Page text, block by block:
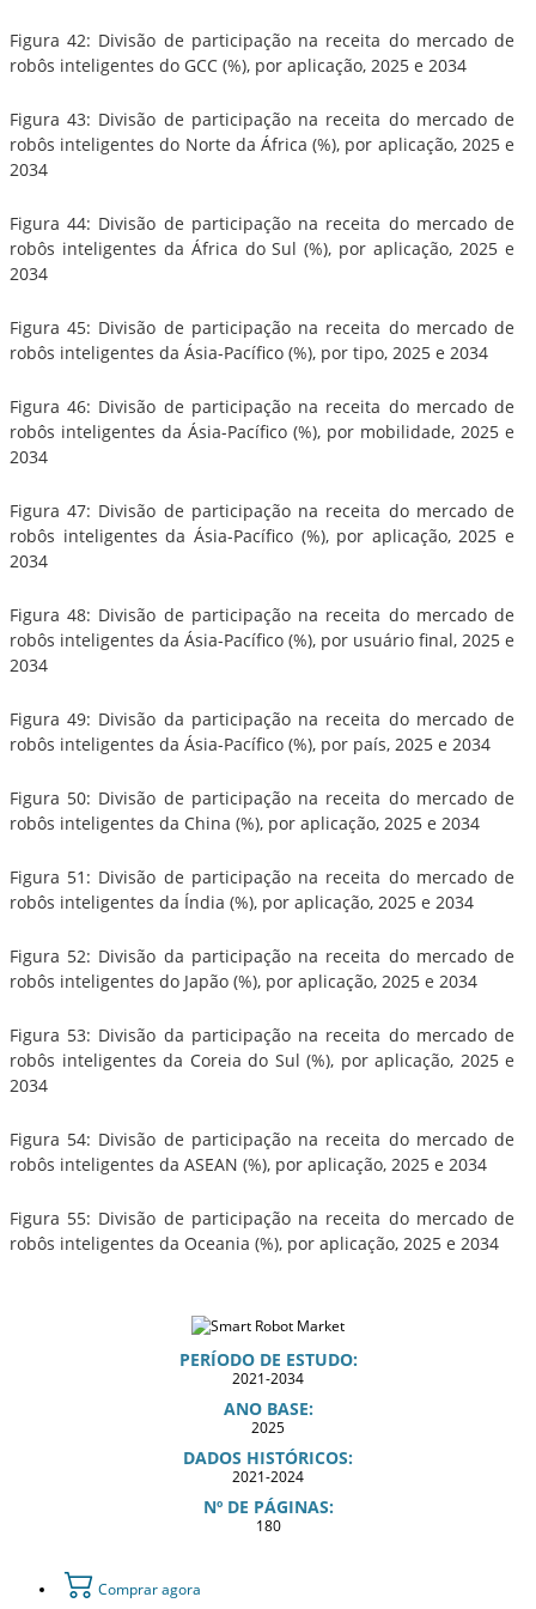
Figura 42: Divisão de participação na receita do mercado de
robôs inteligentes do GCC (%), por aplicação, 2025 e 2034
Figura 43: Divisão de participação na receita do mercado de
robôs inteligentes do Norte da África (%), por aplicação, 2025 e
2034
Figura 44: Divisão de participação na receita do mercado de
robôs inteligentes da África do Sul (%), por aplicação, 2025 e
2034
Figura 45: Divisão de participação na receita do mercado de
robôs inteligentes da Ásia-Pacífico (%), por tipo, 2025 e 2034
Figura 46: Divisão de participação na receita do mercado de
robôs inteligentes da Ásia-Pacífico (%), por mobilidade, 2025 e
2034
Figura 47: Divisão de participação na receita do mercado de
robôs inteligentes da Ásia-Pacífico (%), por aplicação, 2025 e
2034
Figura 48: Divisão de participação na receita do mercado de
robôs inteligentes da Ásia-Pacífico (%), por usuário final, 2025 e
2034
Figura 49: Divisão da participação na receita do mercado de
robôs inteligentes da Ásia-Pacífico (%), por país, 2025 e 2034
Figura 50: Divisão de participação na receita do mercado de
robôs inteligentes da China (%), por aplicação, 2025 e 2034
Figura 51: Divisão de participação na receita do mercado de
robôs inteligentes da Índia (%), por aplicação, 2025 e 2034
Figura 52: Divisão da participação na receita do mercado de
robôs inteligentes do Japão (%), por aplicação, 2025 e 2034
Figura 53: Divisão da participação na receita do mercado de
robôs inteligentes da Coreia do Sul (%), por aplicação, 2025 e
2034
Figura 54: Divisão de participação na receita do mercado de
robôs inteligentes da ASEAN (%), por aplicação, 2025 e 2034
Figura 55: Divisão de participação na receita do mercado de
robôs inteligentes da Oceania (%), por aplicação, 2025 e 2034
PERÍODO DE ESTUDO:
2021-2034
ANO BASE:
2025
DADOS HISTÓRICOS:
2021-2024
Nº DE PÁGINAS:
180
Comprar agora